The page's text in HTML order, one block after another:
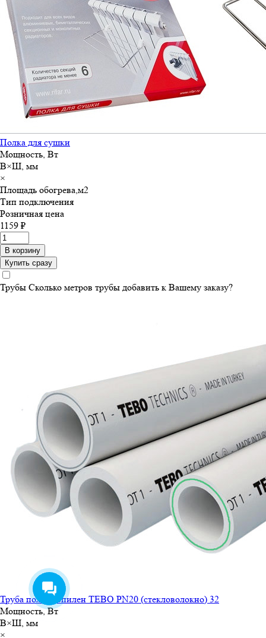
Полка для сушки
Мощность, Вт
В×Ш, мм
×
Площадь обогрева,м2
Тип подключения
Розничная цена
1159 ₽
В корзину
Купить сразу
Трубы Сколько метров трубы добавить к Вашему заказу?
Труба полипропилен TEBO PN20 (стекловолокно) 32
Мощность, Вт
В×Ш, мм
×